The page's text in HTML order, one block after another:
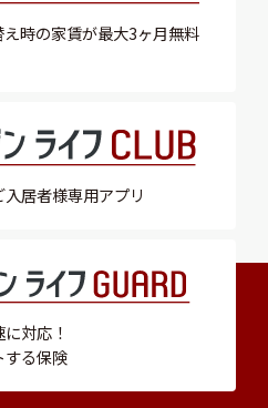
え時の家賃が最大3ヶ月無料
入居者様専用アプリ
対応！
する保険